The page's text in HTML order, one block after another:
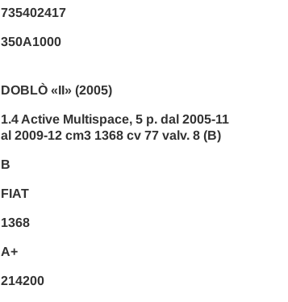
DOBLÒ «II» (2005)
1.4 Active Multispace, 5 p. dal 2005-11
al 2009-12 cm3 1368 cv 77 valv. 8 (B)
735402417
1368
B
350A1000
FIAT
A+
214200